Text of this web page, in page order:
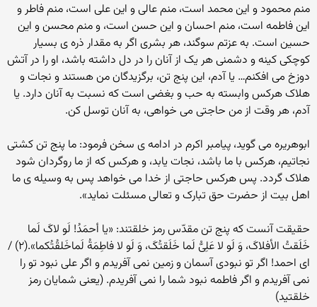
منم محمود و این محمد است، منم عالى و این على است، منم فاطر و
این فاطمه است، منم احسان و این حسن است، و منم محسن و این
حسین است. به عزتم سوگند، هر بشرى اگر به مقدار ذره‏ ى بسیار
کوچکى کینه و دشمنى هر یک از آنان را در دل داشته باشد، او را در آتش
دوزخ مى‏ افکنم… یا آدم، این پنج تن، برگزیدگان من هستند و نجات و
هلاک هرکس وابسته به حب و بغضى است که نسبت به آنان دارد. یا
آدم، هر وقت از من حاجتى مى‏ خواهى، به آنان توسل کن.
ابوهریره مى‏ گوید، پیامبر اکرم در ادامه‏ ى سخن فرمود: ما پنج تن کشتى
نجاتیم، هرکس با ما باشد، نجات یابد، و هرکس که از ما روگردان شود
هلاک گردد. پس هرکس حاجتى از خدا مى‏ خواهد پس به وسیله‏ ى ما
اهل‏ بیت از حضرت حق تبارک و تعالى مسئلت نماید».
حقیقت آنست که پنج تن مقدّس رمز خلقتند: «یا أحمَدُ! لَو لاکَ لَما
خَلَقتُ الأفلاکَ، وَ لَو لا عَلِىُّ لَما خَلَقتُکَ، وَ لَو لا فاطِمَةُ لَماخَلقُتُکما».(۲) /
اى احمد! اگر تو نبودى آسمان و زمین نمى‏ آفریدم و اگر على نبود تو را
نمى‏ آفریدم و اگر فاطمه نبود شما را نمى‏ آفریدم. (یعنى شمایان رمز
خلقتید)